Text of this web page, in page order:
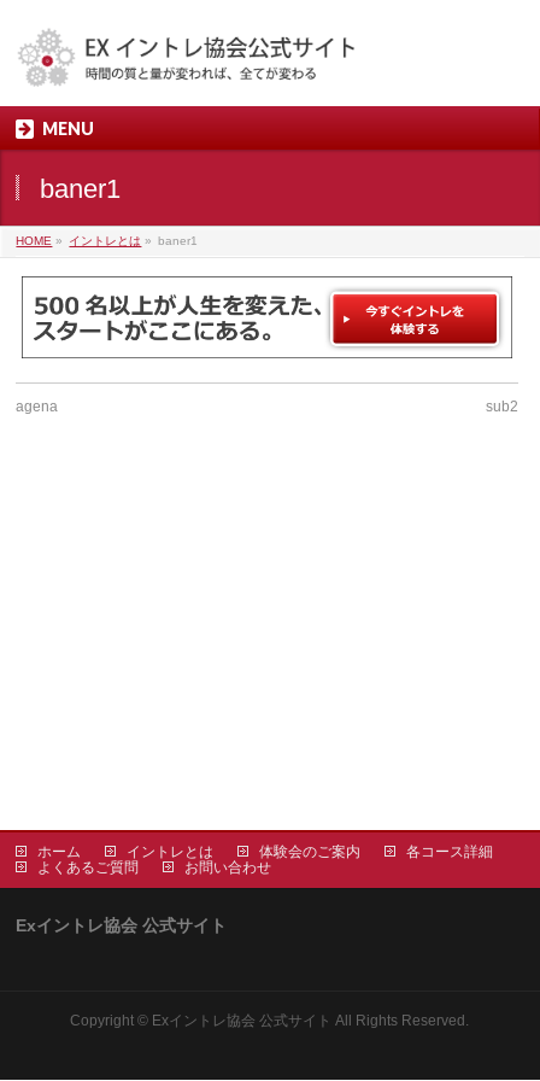
MENU
baner1
HOME » イントレとは » baner1
agena sub2
ホーム イントレとは 体験会のご案内
各コース詳細
よくあるご質問
お問い合わせ
Exイントレ協会 公式サイト
Copyright © Exイントレ協会 公式サイト All Rights Reserved.